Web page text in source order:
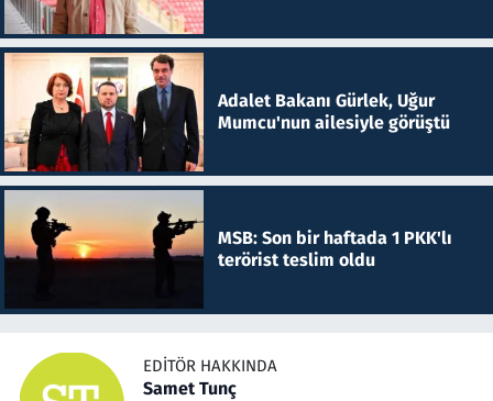
Adalet Bakanı Gürlek, Uğur
Mumcu'nun ailesiyle görüştü
MSB: Son bir haftada 1 PKK'lı
terörist teslim oldu
EDITÖR HAKKINDA
Samet Tunç